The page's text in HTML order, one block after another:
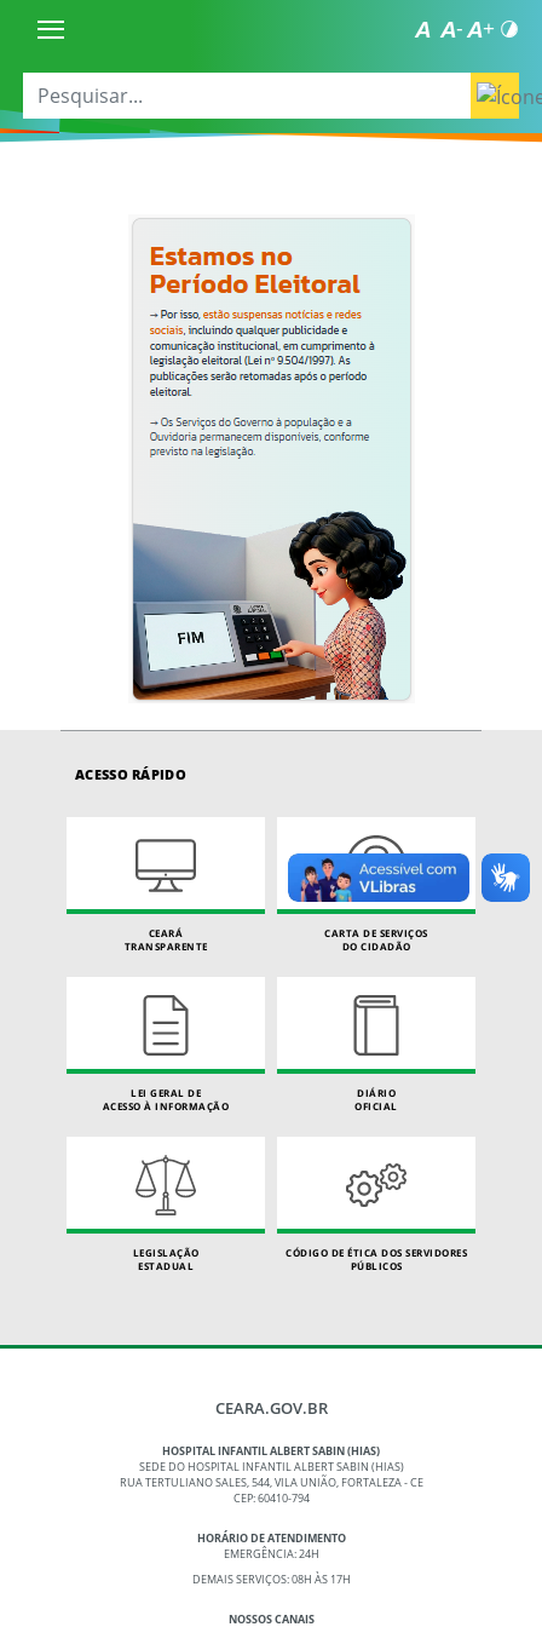
ACESSO RÁPIDO
CEARÁ
TRANSPARENTE
CARTA DE SERVIÇOS
DO CIDADÃO
LEI GERAL DE
ACESSO À INFORMAÇÃO
DIÁRIO
OFICIAL
LEGISLAÇÃO
ESTADUAL
CÓDIGO DE ÉTICA DOS SERVIDORES
PÚBLICOS
CEARA.GOV.BR
HOSPITAL INFANTIL ALBERT SABIN (HIAS)
SEDE DO HOSPITAL INFANTIL ALBERT SABIN (HIAS)
RUA TERTULIANO SALES, 544, VILA UNIÃO, FORTALEZA - CE
CEP: 60410-794
HORÁRIO DE ATENDIMENTO
EMERGÊNCIA: 24H
DEMAIS SERVIÇOS: 08H ÀS 17H
NOSSOS CANAIS